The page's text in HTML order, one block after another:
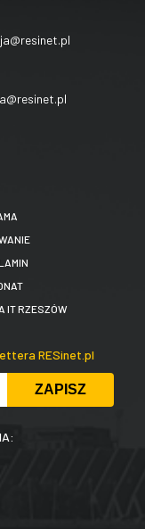
IT RZESZÓW
RESinet.pl